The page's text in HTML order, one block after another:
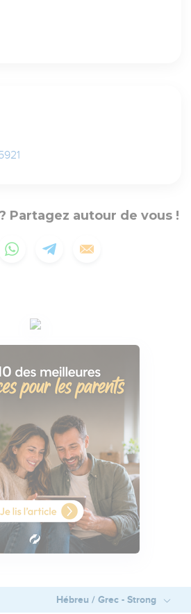
Partagez autour de vous !
Hébreu / Grec - Strong